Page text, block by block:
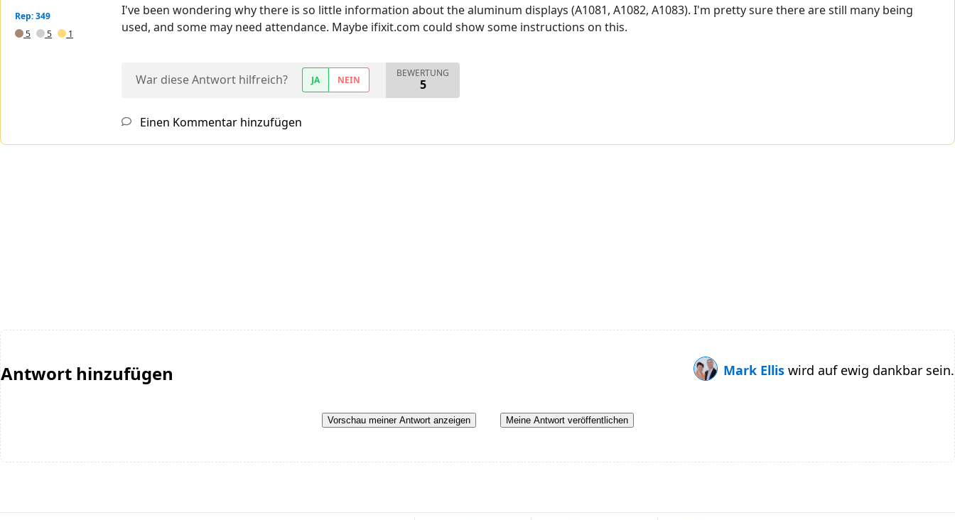
Rep: 349
5
5 1
I've been wondering why there is so little information about the aluminum displays (A1081, A1082, A1083). I'm pretty sure there are still many being
used, and some may need attendance. Maybe ifixit.com could show some instructions on this.
War diese Antwort hilfreich? JA NEIN
BEWERTUNG
5
Einen Kommentar hinzufügen
Antwort hinzufügen Mark Ellis wird auf ewig dankbar sein.
Vorschau meiner Antwort anzeigen Meine Antwort veröffentlichen